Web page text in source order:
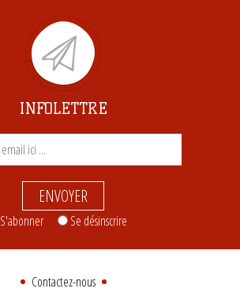
INFOLETTRE
ENVOYER
S'abonner Se désinscrire
Contactez-nous